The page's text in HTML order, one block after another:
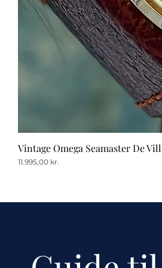
Vintage Omega Seamaster De
Pris
11.995,00 kr.